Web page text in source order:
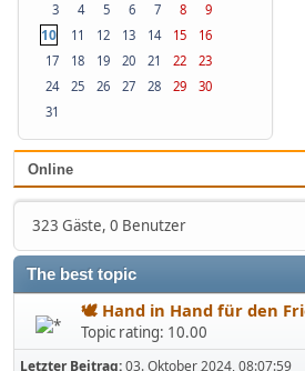
3
4 5 6 7 8 9
10 11 12 13 14 15
16
17
18 19 20 21 22
23
24
25 26 27 28 29
30
31
Online
323 Gäste, 0 Benutzer
The best topic
🕊 Hand in Hand für den
Topic rating: 10.00
Letzter Beitrag:03. Oktober 2024, 08:07:59